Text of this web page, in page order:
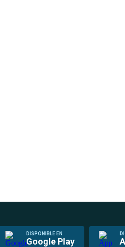
DISPONIBLE EN
Google Play